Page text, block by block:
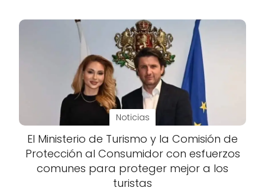
Noticias
El Ministerio de Turismo y la Comisión de
Protección al Consumidor con esfuerzos
comunes para proteger mejor a los
turistas